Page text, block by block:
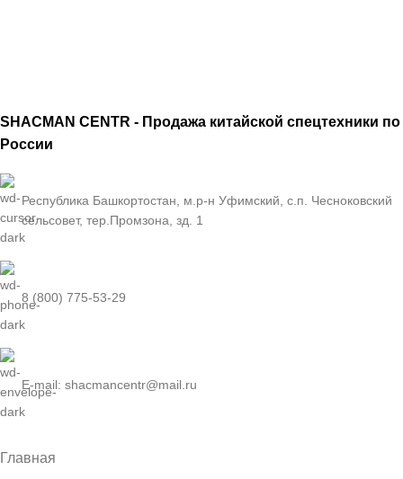
SHACMAN CENTR - Продажа китайской спецтехники по
России
Республика Башкортостан, м.р-н Уфимский, с.п. Чесноковский
сельсовет, тер.Промзона, зд. 1
8 (800) 775-53-29
E-mail: shacmancentr@mail.ru
Главная